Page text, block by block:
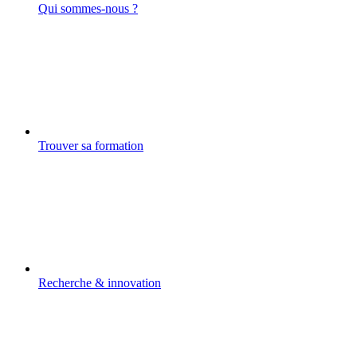
Qui sommes-nous ?
Trouver sa formation
Recherche & innovation